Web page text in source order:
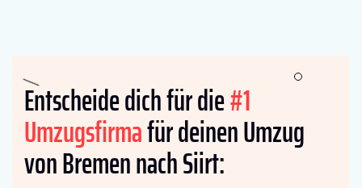
Entscheide dich für die#1
Umzugsfirmafür deinen Umzug
von Bremen nach Siirt: